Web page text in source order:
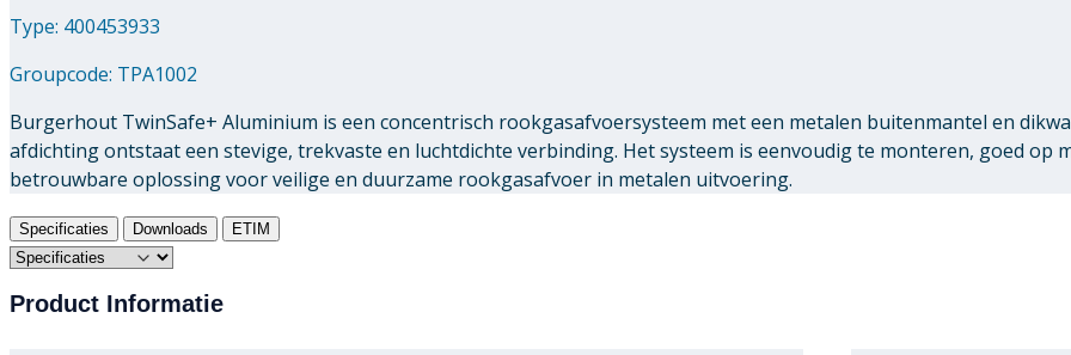
Type: 400453933
Groupcode: TPA1002
Burgerhout TwinSafe+ Aluminium is een concentrisch rookgasafvoersysteem met een metalen buitenmantel en
afdichting ontstaat een stevige, trekvaste en luchtdichte verbinding. Het systeem is eenvoudig te monteren, goed op
betrouwbare oplossing voor veilige en duurzame rookgasafvoer in metalen uitvoering.
Specificaties Downloads ETIM
Product Informatie